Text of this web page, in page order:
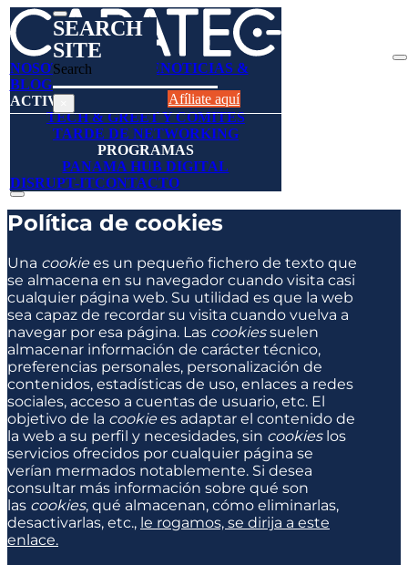
SEARCH
SITE
Search
NOSOTROSAFÍLIESENOTICIAS &
BLOGSDIRECTORIO
ACTIVIDADES
TECH & GREET Y COMITES
TARDE DE NETWORKING
PROGRAMAS
PANAMA HUB DIGITAL
DISRUPT-ITCONTACTO
Afíliate aquí
Política de cookies
Una cookiees un pequeño fichero de texto que
se almacena en su navegador cuando visita casi
cualquier página web. Su utilidad es que la web
sea capaz de recordar su visita cuando vuelva a
navegar por esa página. Las cookiessuelen
almacenar información de carácter técnico,
preferencias personales, personalización de
contenidos, estadísticas de uso, enlaces a redes
sociales, acceso a cuentas de usuario, etc. El
objetivo de la cookiees adaptar el contenido de
la web a su perfil y necesidades, sin cookieslos
servicios ofrecidos por cualquier página se
verían mermados notablemente. Si desea
consultar más información sobre qué son
las cookies, qué almacenan, cómo eliminarlas,
desactivarlas, etc., le rogamos, se dirija a este
enlace.